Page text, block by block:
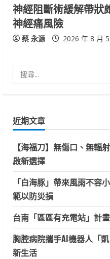
神經阻斷術緩解帶
神經痛風險
蔡 永源 2026 年 8 月
尋
字:
近期文章
【海福刀】無傷口、無輻
啟新選擇
「白海豚」帶來風雨不容
範以防災損
台南「區區有充電站」計
胸腔病院攜手AI機器人「
新生活